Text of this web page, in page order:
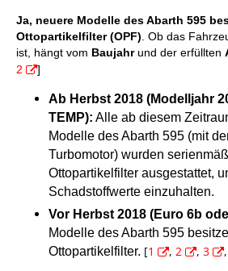
Ja, neuere Modelle des Abarth 595
Ottopartikelfilter (OPF). Ob das
ist, hängt vom Baujahrund der erfüllten
2
]
Ab Herbst 2018 (Modelljahr
TEMP): Alle ab diesem
Modelle des Abarth 595 (mit
Turbomotor) wurden
Ottopartikelfilter ausgestattet,
Schadstoffwerte einzuhalten.
Vor Herbst 2018 (Euro 6b
Modelle des Abarth 595
Ottopartikelfilter. [1 , 2 , 3 ,